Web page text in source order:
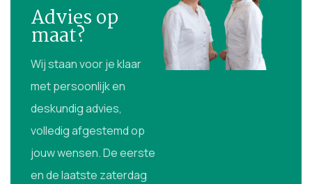
Advies op
maat?
Wij staan voor je klaar
met persoonlijk en
deskundig advies,
volledig afgestemd op
jouw wensen. De eerste
en de laatste zaterdag